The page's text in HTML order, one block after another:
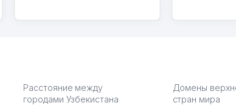
Расстояние между
городами Узбекистана
Домены
стран мира